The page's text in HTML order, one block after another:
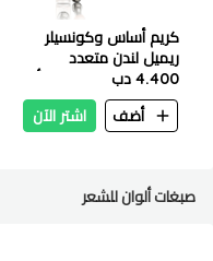
كريم أساس وكونسيلر
ريميل لندن متعدد
الاستخدامات ويك مي أب
20 مل - 055 بيج
كلاسيكي
4.400 دب
أضف
اشتر الآن
صبغات ألوان للشعر